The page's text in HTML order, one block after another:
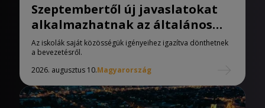
Szeptembertől új javaslatokat
alkalmazhatnak az általános
iskolák
Az iskolák saját közösségük igényeihez igazítva dönthetnek
a bevezetésről.
2026. augusztus 10.Magyarország